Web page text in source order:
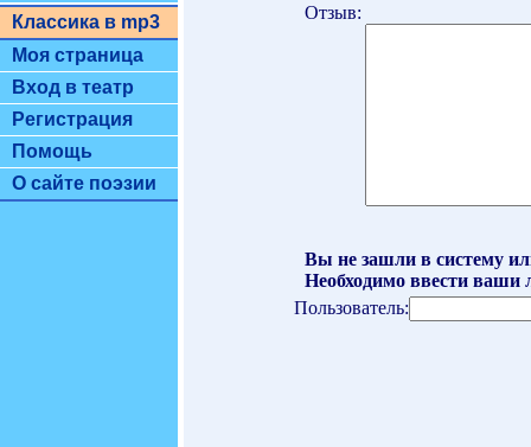
Классика в mp3
Моя страница
Вход в театр
Регистрация
Помощь
О сайте поэзии
Отзыв:
Вы не зашли в систему
Необходимо ввести ваши
Пользователь: